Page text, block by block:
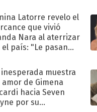
Latorre revelo el
que vivió
Nara al aterrizar
el país: "Le pasan
inesperada muestra
amor de Gimena
hacia Seven
por su